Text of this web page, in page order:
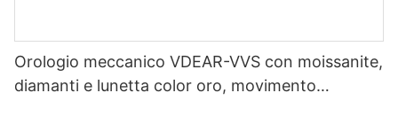
Orologio meccanico VDEAR-VVS con moissanite,
diamanti e lunetta color oro, movimento